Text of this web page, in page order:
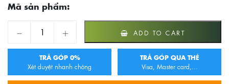
Mã sản phẩm:
77015-183/1C-I011 Vòi Nước Rửa Bát Lạnh JOMOO quantity
ADD TO CART
TRẢ GÓP 0%
Xét duyệt nhanh chóng
TRẢ GÓP QUA THẺ
Visa, Master card,...